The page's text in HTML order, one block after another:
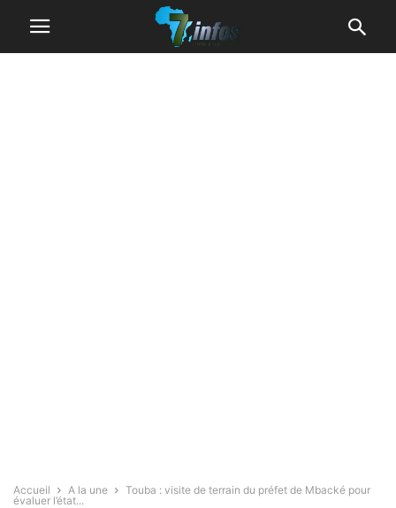
Accueil A la une
Touba : visite de terrain du préfet de Mbacké pour
évaluer l’état...